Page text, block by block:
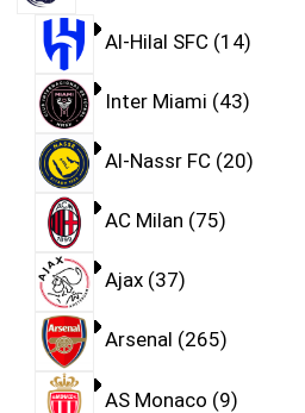
Al-Hilal SFC 14
Inter Miami 43
Al-Nassr FC 20
AC Milan 75
Ajax 37
Arsenal 265
AS Monaco 9